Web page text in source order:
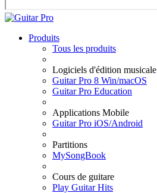
Produits
Tous les produits
Logiciels d'édition musicale
Guitar Pro 8 Win/macOS
Guitar Pro Education
Applications Mobile
Guitar Pro iOS/Android
Partitions
MySongBook
Cours de guitare
Play Guitar Hits